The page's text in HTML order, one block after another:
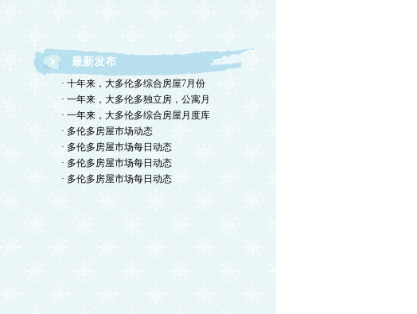
最新发布
· 十年来，大多伦多综合房屋7月份
· 一年来，大多伦多独立房，公寓月
· 一年来，大多伦多综合房屋月度库
· 多伦多房屋市场动态
· 多伦多房屋市场每日动态
· 多伦多房屋市场每日动态
· 多伦多房屋市场每日动态